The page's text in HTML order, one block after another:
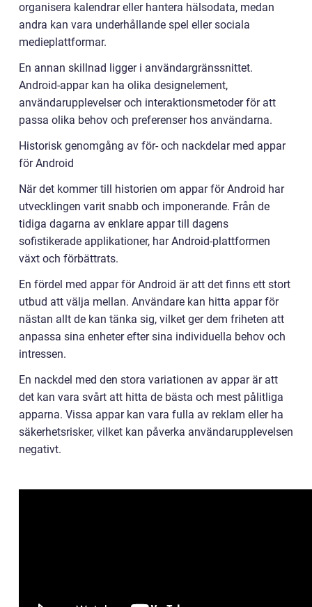
organisera kalendrar eller hantera hälsodata, medan
andra kan vara underhållande spel eller sociala
medieplattformar.
En annan skillnad ligger i användargränssnittet.
Android-appar kan ha olika designelement,
användarupplevelser och interaktionsmetoder för att
passa olika behov och preferenser hos användarna.
Historisk genomgång av för- och nackdelar med appar
för Android
När det kommer till historien om appar för Android har
utvecklingen varit snabb och imponerande. Från de
tidiga dagarna av enklare appar till dagens
sofistikerade applikationer, har Android-plattformen
växt och förbättrats.
En fördel med appar för Android är att det finns ett stort
utbud att välja mellan. Användare kan hitta appar för
nästan allt de kan tänka sig, vilket ger dem friheten att
anpassa sina enheter efter sina individuella behov och
intressen.
En nackdel med den stora variationen av appar är att
det kan vara svårt att hitta de bästa och mest pålitliga
apparna. Vissa appar kan vara fulla av reklam eller ha
säkerhetsrisker, vilket kan påverka användarupplevelsen
negativt.